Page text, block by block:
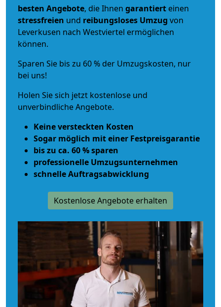
besten Angebote, die Ihnen garantiert einen
stressfreien und reibungsloses Umzug von
Leverkusen nach Westviertel ermöglichen
können.
Sparen Sie bis zu 60 % der Umzugskosten, nur
bei uns!
Holen Sie sich jetzt kostenlose und
unverbindliche Angebote.
Keine versteckten Kosten
Sogar möglich mit einer Festpreisgarantie
bis zu ca. 60 % sparen
professionelle Umzugsunternehmen
schnelle Auftragsabwicklung
Kostenlose Angebote erhalten